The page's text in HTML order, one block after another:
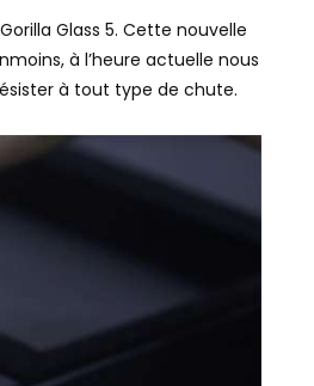
Glass 5. Cette nouvelle
à l’heure actuelle nous
à tout type de chute.